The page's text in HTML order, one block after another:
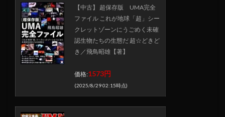
【中古】 超保存版 UMA完全
ファイル これが地球「超」シー
クレットゾーンにうごめく未確
認生物たちの生態だ 超☆どきど
き／飛鳥昭雄【著】
価格:1573円
(2025/8/29 02:15時点)